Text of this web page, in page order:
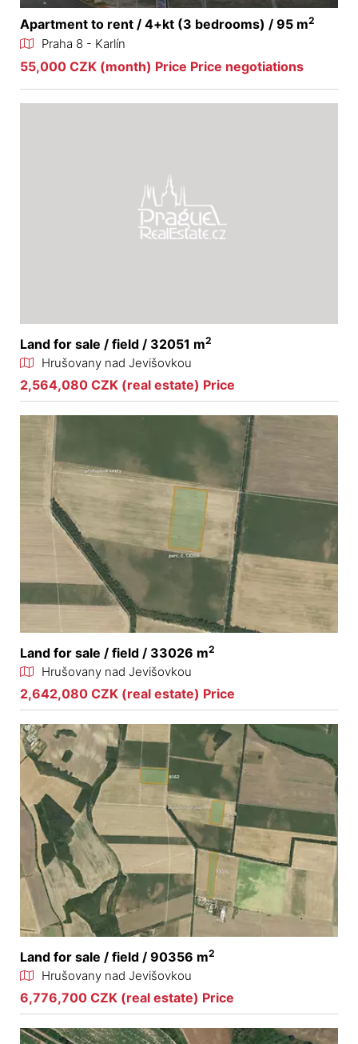
Apartment to rent / 4+kt (3 bedrooms) / 95 m2
Praha 8 - Karlín
55,000 CZK (month) Price Price negotiations
Land for sale / field / 32051 m2
Hrušovany nad Jevišovkou
2,564,080 CZK (real estate) Price
Land for sale / field / 33026 m2
Hrušovany nad Jevišovkou
2,642,080 CZK (real estate) Price
Land for sale / field / 90356 m2
Hrušovany nad Jevišovkou
6,776,700 CZK (real estate) Price